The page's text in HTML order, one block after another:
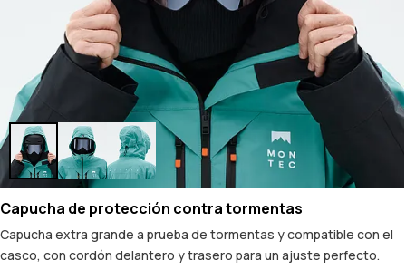
Capucha de protección contra tormentas
Capucha extra grande a prueba de tormentas y compatible con el
casco, con cordón delantero y trasero para un ajuste perfecto.